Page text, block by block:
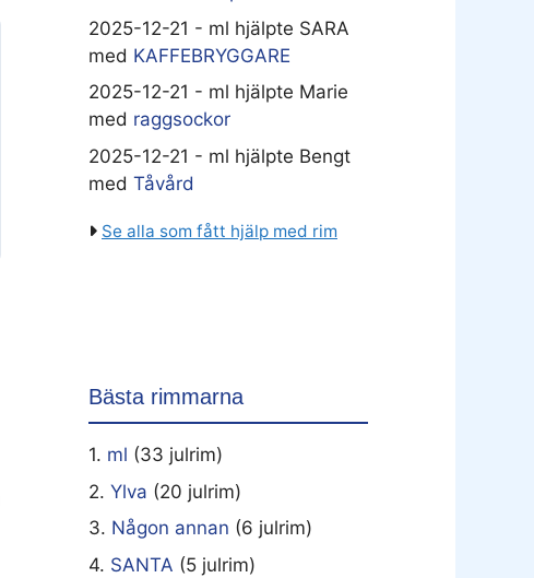
2025-12-21 - ml hjälpte SARA
med KAFFEBRYGGARE
2025-12-21 - ml hjälpte Marie
med raggsockor
2025-12-21 - ml hjälpte Bengt
med Tåvård
Se alla som fått hjälp med rim
Bästa rimmarna
1. ml (33 julrim)
2. Ylva (20 julrim)
3. Någon annan (6 julrim)
4. SANTA (5 julrim)